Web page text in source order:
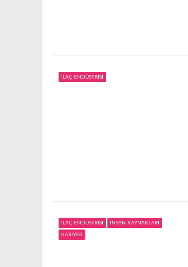
mİLAÇ ENDÜSTRİSİ
İLAÇ ENDÜSTRİSİ İNSAN KAYNAKLARI
KARİYER